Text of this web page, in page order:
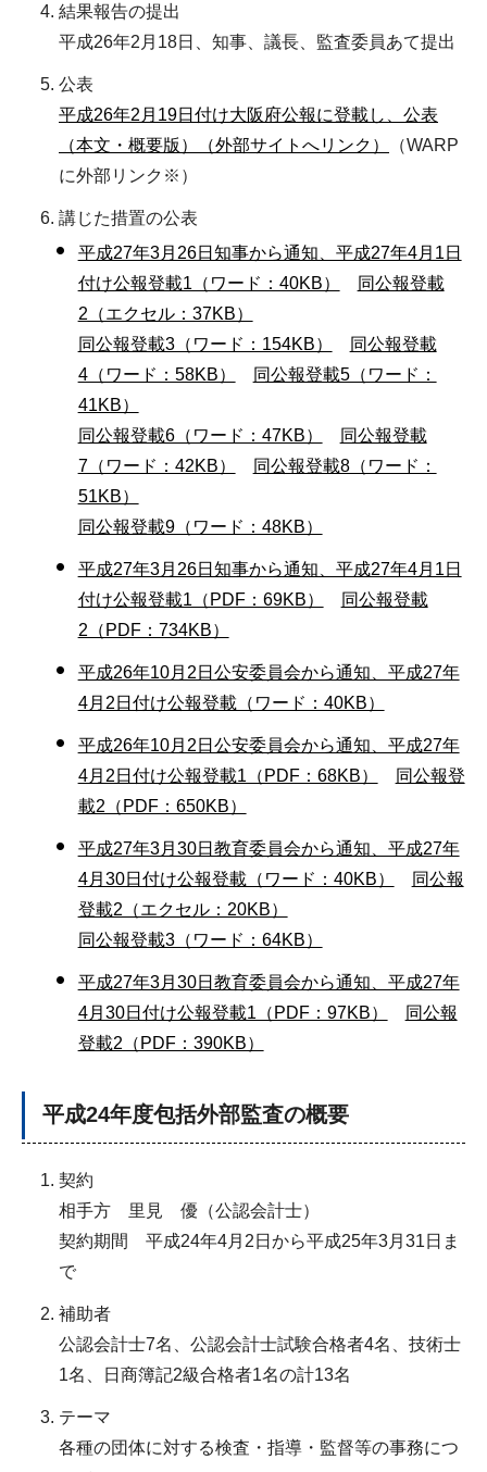
結果報告の提出
平成26年2月18日、知事、議長、監査委員あて提出
公表
平成26年2月19日付け大阪府公報に登載し、公表
（本文・概要版）（外部サイトへリンク）
（WARP
に外部リンク※）
講じた措置の公表
平成27年3月26日知事から通知、平成27年4月1日
付け公報登載1（ワード：40KB）
同公報登載
2（エクセル：37KB）
同公報登載3（ワード：154KB）
同公報登載
4（ワード：58KB）
同公報登載5（ワード：
41KB）
同公報登載6（ワード：47KB）
同公報登載
7（ワード：42KB）
同公報登載8（ワード：
51KB）
同公報登載9（ワード：48KB）
平成27年3月26日知事から通知、平成27年4月1日
付け公報登載1（PDF：69KB）
同公報登載
2（PDF：734KB）
平成26年10月2日公安委員会から通知、平成27年
4月2日付け公報登載（ワード：40KB）
平成26年10月2日公安委員会から通知、平成27年
4月2日付け公報登載1（PDF：68KB）
同公報登
載2（PDF：650KB）
平成27年3月30日教育委員会から通知、平成27年
4月30日付け公報登載（ワード：40KB）
同公報
登載2（エクセル：20KB）
同公報登載3（ワード：64KB）
平成27年3月30日教育委員会から通知、平成27年
4月30日付け公報登載1（PDF：97KB）
同公報
登載2（PDF：390KB）
平成24年度包括外部監査の概要
契約
相手方 里見 優（公認会計士）
契約期間 平成24年4月2日から平成25年3月31日ま
で
補助者
公認会計士7名、公認会計士試験合格者4名、技術士
1名、日商簿記2級合格者1名の計13名
テーマ
各種の団体に対する検査・指導・監督等の事務につ